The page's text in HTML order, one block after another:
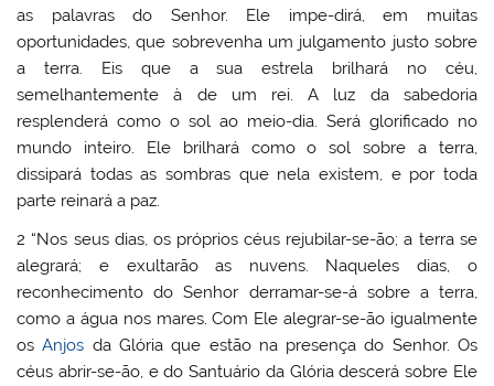
as palavras do Senhor. Ele impe-dirá, em muitas
oportunidades, que sobrevenha um julgamento justo sobre
a terra. Eis que a sua estrela brilhará no céu,
semelhantemente à de um rei. A luz da sabedoria
resplenderá como o sol ao meio-dia. Será glorificado no
mundo inteiro. Ele brilhará como o sol sobre a terra,
dissipará todas as sombras que nela existem, e por toda
parte reinará a paz.
2 “Nos seus dias, os próprios céus rejubilar-se-ão; a terra se
alegrará; e exultarão as nuvens. Naqueles dias, o
reconhecimento do Senhor derramar-se-á sobre a terra,
como a água nos mares. Com Ele alegrar-se-ão igualmente
osAnjos da Glória que estão na presença do Senhor. Os
céus abrir-se-ão, e do Santuário da Glória descerá sobre Ele